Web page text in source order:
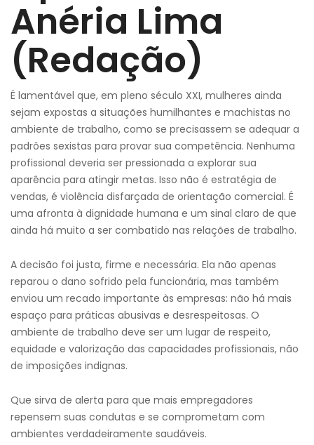
Anéria Lima
(Redação)
É lamentável que, em pleno século XXI, mulheres ainda
sejam expostas a situações humilhantes e machistas no
ambiente de trabalho, como se precisassem se adequar a
padrões sexistas para provar sua competência. Nenhuma
profissional deveria ser pressionada a explorar sua
aparência para atingir metas. Isso não é estratégia de
vendas, é violência disfarçada de orientação comercial. É
uma afronta à dignidade humana e um sinal claro de que
ainda há muito a ser combatido nas relações de trabalho.
A decisão foi justa, firme e necessária. Ela não apenas
reparou o dano sofrido pela funcionária, mas também
enviou um recado importante às empresas: não há mais
espaço para práticas abusivas e desrespeitosas. O
ambiente de trabalho deve ser um lugar de respeito,
equidade e valorização das capacidades profissionais, não
de imposições indignas.
Que sirva de alerta para que mais empregadores
repensem suas condutas e se comprometam com
ambientes verdadeiramente saudáveis.